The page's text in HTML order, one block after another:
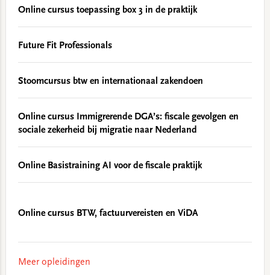
Online cursus toepassing box 3 in de praktijk
Future Fit Professionals
Stoomcursus btw en internationaal zakendoen
Online cursus Immigrerende DGA’s: fiscale gevolgen en
sociale zekerheid bij migratie naar Nederland
Online Basistraining AI voor de fiscale praktijk
Online cursus BTW, factuurvereisten en ViDA
Meer opleidingen